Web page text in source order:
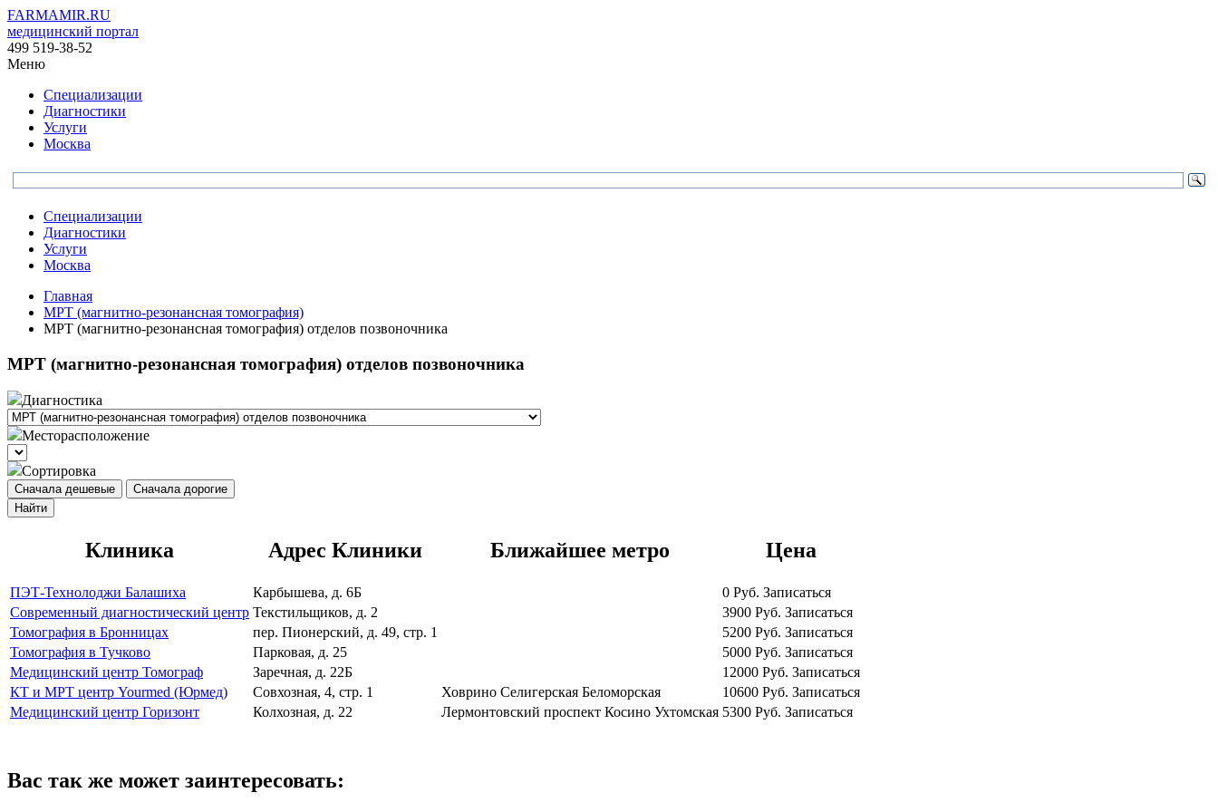
FARMAMIR.RU
медицинский портал
499 519-38-52
Меню
Специализации
Диагностики
Услуги
Москва
Специализации
Диагностики
Услуги
Москва
Главная
МРТ (магнитно-резонансная томография)
МРТ (магнитно-резонансная томография) отделов позвоночника
МРТ (магнитно-резонансная томография) отделов позвоночника
Диагностика
Месторасположение
Сортировка
Сначала дешевые
Сначала дорогие
Найти
Клиника Адрес Клиники Ближайшее метро Цена
ПЭТ-Технолоджи Балашиха Карбышева, д. 6Б 0 Руб. Записаться
Современный диагностический центр Текстильщиков, д. 2 3900 Руб. Записаться
Томография в Бронницах
пер. Пионерский, д. 49, стр. 1 5200 Руб. Записаться
Томография в Тучково
Парковая, д. 25 5000 Руб. Записаться
Медицинский центр Томограф
Заречная, д. 22Б 12000 Руб. Записаться
КТ и МРТ центр Yourmed (Юрмед)
Совхозная, 4, стр. 1 Ховрино Селигерская Беломорская 10600 Руб. Записаться
Медицинский центр Горизонт
Колхозная, д. 22 Лермонтовский проспект Косино Ухтомская 5300 Руб. Записаться
Вас так же может заинтересовать: